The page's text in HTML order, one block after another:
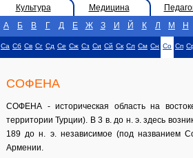
Культура
Медицина
А
Б В Г Д Е Ж З И Й К Л М Н
Са Сб Св Сг Сд Се Сж Сз Си Сй Ск Сл См Сн Со Сп
СОФЕНА
СОФЕНА - историческая область на
территории Турции). В 3 в. до н. э. здесь
189 до н. э. независимое (под названием
Армении.